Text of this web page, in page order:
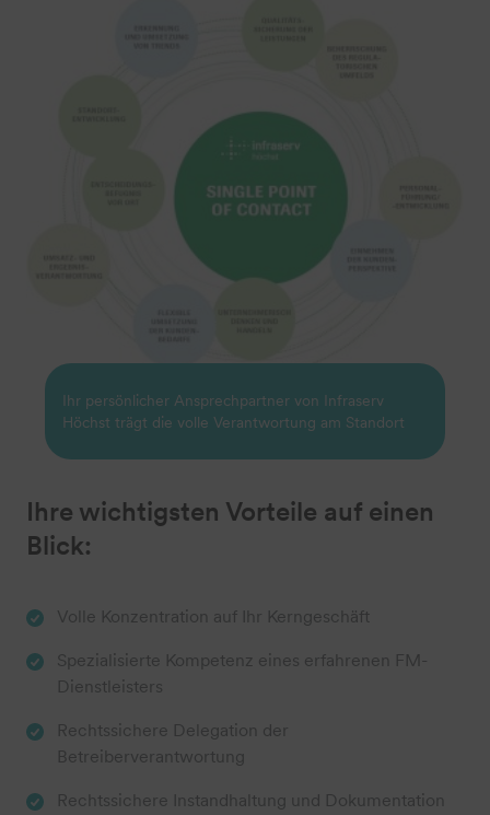
Ihr persönlicher Ansprechpartner von Infraserv
Höchst trägt die volle Verantwortung am Standort
Ihre wichtigsten Vorteile auf einen
Blick:
Volle Konzentration auf Ihr Kerngeschäft
Spezialisierte Kompetenz eines erfahrenen FM-
Dienstleisters
Rechtssichere Delegation der
Betreiberverantwortung
Rechtssichere Instandhaltung und Dokumentation